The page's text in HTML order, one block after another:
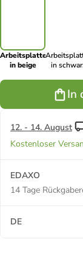
Arbeitsplattenregal
in beige
in
In
12. - 14. August
Kostenloser
EDAXO
14 Tage
DE